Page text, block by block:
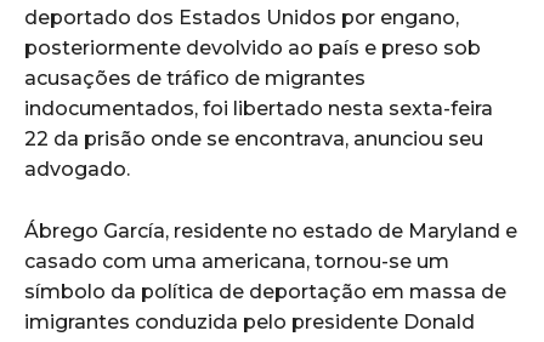
deportado dos Estados Unidos por engano,
posteriormente devolvido ao país e preso sob
acusações de tráfico de migrantes
indocumentados, foi libertado nesta sexta-feira
22 da prisão onde se encontrava, anunciou seu
advogado.
Ábrego García, residente no estado de Maryland e
casado com uma americana, tornou-se um
símbolo da política de deportação em massa de
imigrantes conduzida pelo presidente Donald